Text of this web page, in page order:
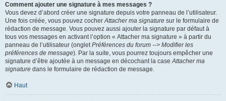
Comment ajouter une signature à mes messages ?
Vous devez d’abord créer une signature depuis votre panneau de l’utilisateur.
Une fois créée, vous pouvez cocherAttacher ma signature sur le formulaire de
rédaction de message. Vous pouvez aussi ajouter la signature par défaut à
tous vos messages en activant l’option « Attacher ma signature » à partir du
panneau de l’utilisateur (ongletPréférences du forum --> Modifier les
préférences de message). Par la suite, vous pourrez toujours empêcher une
signature d’être ajoutée à un message en décochant la caseAttacher ma
signature dans le formulaire de rédaction de message.
Haut